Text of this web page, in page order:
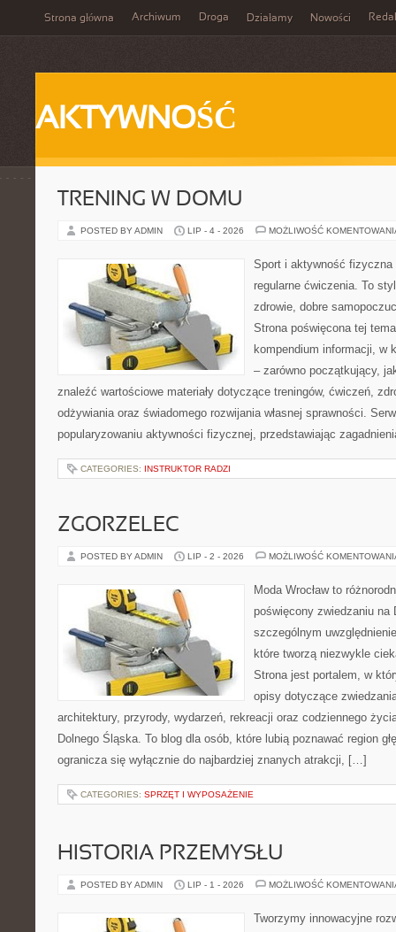
Strona główna Archiwum Droga Działamy Nowości
AKTYWNOŚĆ
TRENING W DOMU
POSTED BY ADMIN LIP - 4 - 2026 MOŻLIWOŚĆ
Sport i aktywność
regularne ćwiczenia. To
zdrowie, dobre
Strona poświęcona tej
kompendium informacji, w
– zarówno początkujący,
znaleźć wartościowe materiały dotyczące treningów, ćwiczeń,
odżywiania oraz świadomego rozwijania własnej sprawności.
popularyzowaniu aktywności fizycznej, przedstawiając
CATEGORIES: INSTRUKTOR RADZI
ZGORZELEC
POSTED BY ADMIN LIP - 2 - 2026 MOŻLIWOŚĆ
Moda Wrocław to
poświęcony zwiedzaniu na
szczególnym
które tworzą niezwykle
Strona jest portalem, w
opisy dotyczące
architektury, przyrody, wydarzeń, rekreacji oraz codziennego
Dolnego Śląska. To blog dla osób, które lubią poznawać region
ogranicza się wyłącznie do najbardziej znanych atrakcji, […]
CATEGORIES: SPRZĘT I WYPOSAŻENIE
HISTORIA PRZEMYSŁU
POSTED BY ADMIN LIP - 1 - 2026 MOŻLIWOŚĆ
Tworzymy innowacyjne